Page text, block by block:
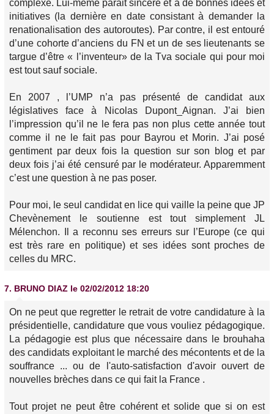
complexe. Lui-même parait sincère et a de bonnes idées et
initiatives (la dernière en date consistant à demander la
renationalisation des autoroutes). Par contre, il est entouré
d’une cohorte d’anciens du FN et un de ses lieutenants se
targue d’être « l’inventeur» de la Tva sociale qui pour moi
est tout sauf sociale.
En 2007 , l’UMP n’a pas présenté de candidat aux
législatives face à Nicolas Dupont_Aignan. J’ai bien
l’impression qu’il ne le fera pas non plus cette année tout
comme il ne le fait pas pour Bayrou et Morin. J’ai posé
gentiment par deux fois la question sur son blog et par
deux fois j’ai été censuré par le modérateur. Apparemment
c’est une question à ne pas poser.
Pour moi, le seul candidat en lice qui vaille la peine que JP
Chevènement le soutienne est tout simplement JL
Mélenchon. Il a reconnu ses erreurs sur l’Europe (ce qui
est très rare en politique) et ses idées sont proches de
celles du MRC.
7. BRUNO DIAZ le 02/02/2012 18:20
On ne peut que regretter le retrait de votre candidature à la
présidentielle, candidature que vous vouliez pédagogique.
La pédagogie est plus que nécessaire dans le brouhaha
des candidats exploitant le marché des mécontents et de la
souffrance ... ou de l'auto-satisfaction d'avoir ouvert de
nouvelles brèches dans ce qui fait la France .
Tout projet ne peut être cohérent et solide que si on est